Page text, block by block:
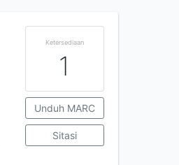
Ketersediaan
1
Unduh MARC
Sitasi